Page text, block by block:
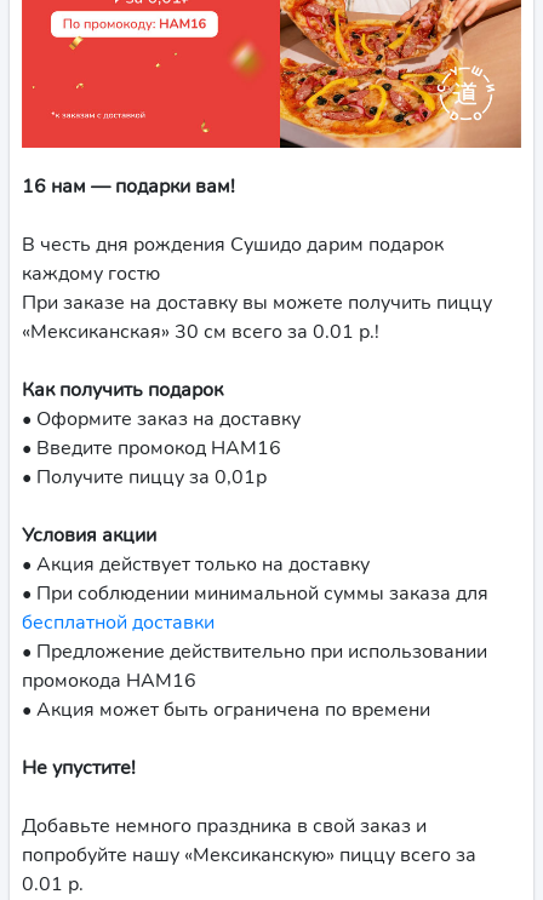
16 нам — подарки вам!
В честь дня рождения Сушидо дарим подарок
каждому гостю
При заказе на доставку вы можете получить пиццу
«Мексиканская» 30 см всего за 0.01 р.!
Как получить подарок
• Оформите заказ на доставку
• Введите промокод НАМ16
• Получите пиццу за 0,01р
Условия акции
• Акция действует только на доставку
• При соблюдении минимальной суммы заказа для
бесплатной доставки
• Предложение действительно при использовании
промокода НАМ16
• Акция может быть ограничена по времени
Не упустите!
Добавьте немного праздника в свой заказ и
попробуйте нашу «Мексиканскую» пиццу всего за
0.01 р.